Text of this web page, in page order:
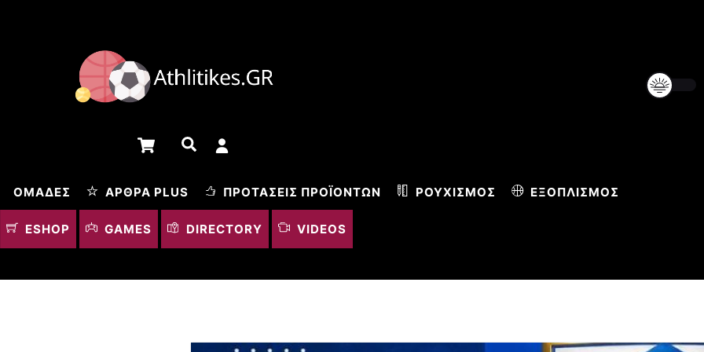
Cart Αναζήτηση
ΟΜΆΔΕΣ ΆΡΘΡΑ PLUS ΠΡΟΤΆΣΕΙΣ ΠΡΟΪΌΝΤΩΝ ΡΟΥΧΙΣΜΌΣ ΕΞΟΠΛΙΣΜΌΣ
ESHOP GAMES DIRECTORY VIDEOS